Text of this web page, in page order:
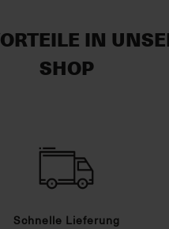
IN
SHOP
Schnelle Lieferung